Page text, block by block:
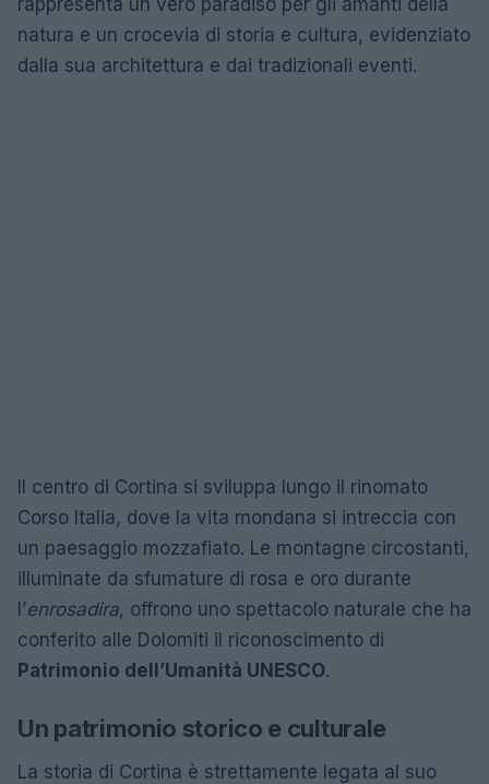
natura e un crocevia di storia e cultura, evidenziato
dalla sua architettura e dai tradizionali eventi.
Il centro di Cortina si sviluppa lungo il rinomato
Corso Italia, dove la vita mondana si intreccia con
un paesaggio mozzafiato. Le montagne circostanti,
illuminate da sfumature di rosa e oro durante
l’enrosadira, offrono uno spettacolo naturale che ha
conferito alle Dolomiti il riconoscimento di
Patrimonio dell’Umanità UNESCO.
Un patrimonio storico e culturale
La storia di Cortina è strettamente legata al suo